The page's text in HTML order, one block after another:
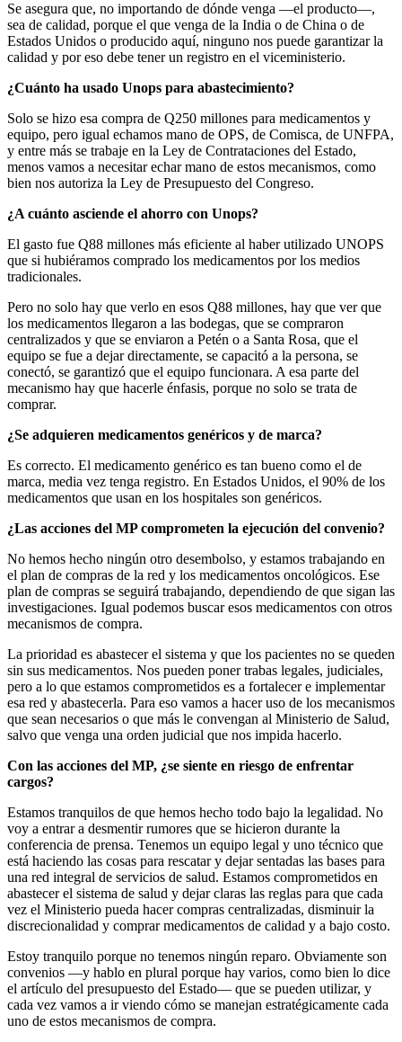
Se asegura que, no importando de dónde venga —el producto—,
sea de calidad, porque el que venga de la India o de China o de
Estados Unidos o producido aquí, ninguno nos puede garantizar la
calidad y por eso debe tener un registro en el viceministerio.
¿Cuánto ha usado Unops para abastecimiento?
Solo se hizo esa compra de Q250 millones para medicamentos y
equipo, pero igual echamos mano de OPS, de Comisca, de UNFPA,
y entre más se trabaje en la Ley de Contrataciones del Estado,
menos vamos a necesitar echar mano de estos mecanismos, como
bien nos autoriza la Ley de Presupuesto del Congreso.
¿A cuánto asciende el ahorro con Unops?
El gasto fue Q88 millones más eficiente al haber utilizado UNOPS
que si hubiéramos comprado los medicamentos por los medios
tradicionales.
Pero no solo hay que verlo en esos Q88 millones, hay que ver que
los medicamentos llegaron a las bodegas, que se compraron
centralizados y que se enviaron a Petén o a Santa Rosa, que el
equipo se fue a dejar directamente, se capacitó a la persona, se
conectó, se garantizó que el equipo funcionara. A esa parte del
mecanismo hay que hacerle énfasis, porque no solo se trata de
comprar.
¿Se adquieren medicamentos genéricos y de marca?
Es correcto. El medicamento genérico es tan bueno como el de
marca, media vez tenga registro. En Estados Unidos, el 90% de los
medicamentos que usan en los hospitales son genéricos.
¿Las acciones del MP comprometen la ejecución del convenio?
No hemos hecho ningún otro desembolso, y estamos trabajando en
el plan de compras de la red y los medicamentos oncológicos. Ese
plan de compras se seguirá trabajando, dependiendo de que sigan las
investigaciones. Igual podemos buscar esos medicamentos con otros
mecanismos de compra.
La prioridad es abastecer el sistema y que los pacientes no se queden
sin sus medicamentos. Nos pueden poner trabas legales, judiciales,
pero a lo que estamos comprometidos es a fortalecer e implementar
esa red y abastecerla. Para eso vamos a hacer uso de los mecanismos
que sean necesarios o que más le convengan al Ministerio de Salud,
salvo que venga una orden judicial que nos impida hacerlo.
Con las acciones del MP, ¿se siente en riesgo de enfrentar
cargos?
Estamos tranquilos de que hemos hecho todo bajo la legalidad. No
voy a entrar a desmentir rumores que se hicieron durante la
conferencia de prensa. Tenemos un equipo legal y uno técnico que
está haciendo las cosas para rescatar y dejar sentadas las bases para
una red integral de servicios de salud. Estamos comprometidos en
abastecer el sistema de salud y dejar claras las reglas para que cada
vez el Ministerio pueda hacer compras centralizadas, disminuir la
discrecionalidad y comprar medicamentos de calidad y a bajo costo.
Estoy tranquilo porque no tenemos ningún reparo. Obviamente son
convenios —y hablo en plural porque hay varios, como bien lo dice
el artículo del presupuesto del Estado— que se pueden utilizar, y
cada vez vamos a ir viendo cómo se manejan estratégicamente cada
uno de estos mecanismos de compra.